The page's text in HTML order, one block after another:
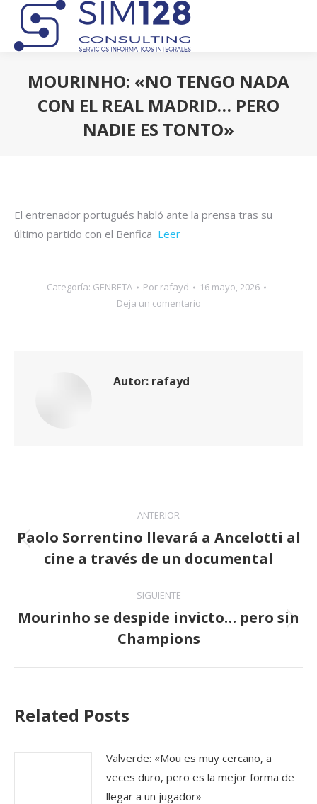
MOURINHO: «NO TENGO NADA
CON EL REAL MADRID… PERO
NADIE ES TONTO»
El entrenador portugués habló ante la prensa tras su
último partido con el Benfica Leer
Categoría: GENBETA Por rafayd
16 mayo, 2026
Deja un comentario
Autor: rafayd
Navegación
entre
publicaciones
ANTERIOR
Publicación
anterior:
Paolo Sorrentino llevará a Ancelotti al
cine a través de un documental
SIGUIENTE
Publicación
siguiente:
Mourinho se despide invicto… pero sin
Champions
Related Posts
Valverde: «Mou es muy cercano, a
veces duro, pero es la mejor forma de
llegar a un jugador»